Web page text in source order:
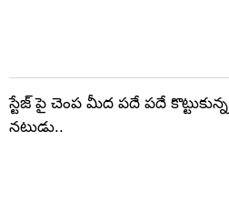
స్టేజ్ పై చెంప మీద పదే పదే కొట్టుకున్న
నటుడు..